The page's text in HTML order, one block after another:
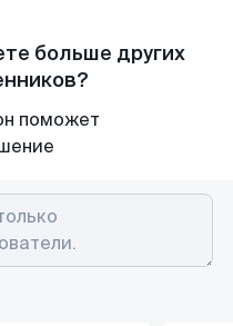
больше других
поможет